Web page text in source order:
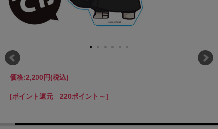
価格:2,200円(税込)
[ポイント還元 220ポイント～]